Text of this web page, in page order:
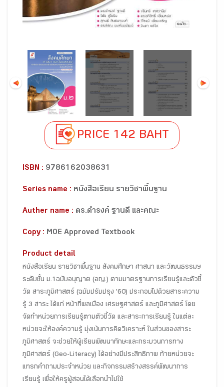
PRICE 142 BAHT
ISBN : 9786162038631
Series name : หนังสือเรียน รายวิชาพื้นฐาน
Auther name : ดร.ดำรงค์ ฐานดี และคณะ
Copy : MOE Approved Textbook
Product detail
หนังสือเรียน รายวิชาพื้นฐาน สังคมศึกษา ศาสนา และวัฒนธรรมฯ
ระดับชั้น ม.1ฉบับอนุญาต (อญ.) ตามมาตรฐานการเรียนรู้และตัวชี้
วัด สาระภูมิศาสตร์ (ฉบับปรับปรุง '60) ประกอบไปด้วยสาระความ
รู้ 3 สาระ ได้แก่ หน้าที่พลเมือง เศรษฐศาสตร์ และภูมิศาสตร์ โดย
จัดทำหน่วยการเรียนรู้ตามตัวชี้วัด และสาระการเรียนรู้ ในแต่ละ
หน่วยจะให้องค์ความรู้ มุ่งเน้นการคิดวิเคราะห์ ในส่วนของสาระ
ภูมิศาสตร์ จะช่วยให้ผู้เรียนพัฒนาทักษะและกระบวนการทาง
ภูมิศาสตร์ (Geo-Literacy) ได้อย่างมีประสิทธิภาพ ท้ายหน่วยจะ
แทรกคำถามประจำหน่วย และกิจกรรมสร้างสรรค์พัฒนาการ
เรียนรู้ เพื่อให้ครูผู้สอนได้เลือกนำไปใช้